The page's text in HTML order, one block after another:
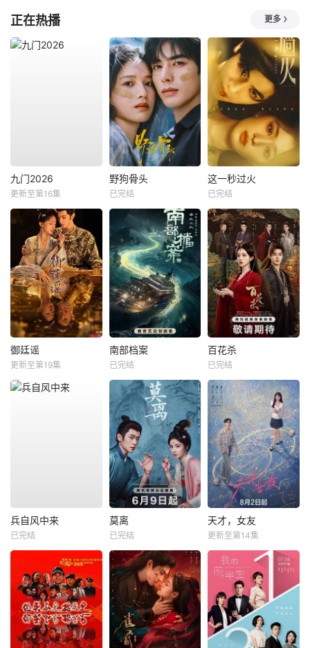
正在热播 更多
九门2026
更新至第16集
野狗骨头
已完结
这一秒过火
已完结
御廷谣
更新至第19集
南部档案
已完结
百花杀
已完结
兵自风中来
已完结
莫离
已完结
天才，女友
更新至第14集